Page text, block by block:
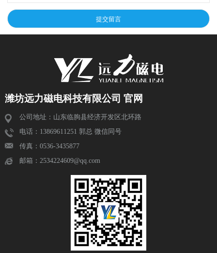
潍坊远力磁电科技有限公司 官网
公司地址：山东临朐县经济开发区北环路
电话：13869611251 郭总 微信同号
传真：0536-3435877
邮箱：2534224609@qq.com